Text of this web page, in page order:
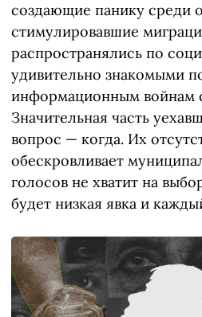
создающие панику среди
стимулировавшие
распространялись по
удивительно знакомыми
информационным войнам
Значительная часть
вопрос — когда. Их
обескровливает
голосов не хватит на
будет низкая явка и